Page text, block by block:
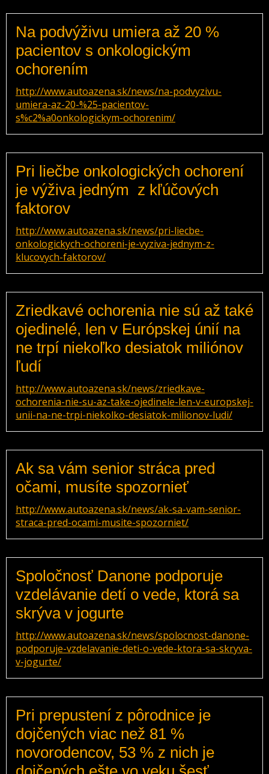
Na podvýživu umiera až 20 %
pacientov s onkologickým
ochorením
http://www.autoazena.sk/news/na-podvyzivu-
umiera-az-20-%25-pacientov-
s%c2%a0onkologickym-ochorenim/
Pri liečbe onkologických ochorení
je výživa jedným z kľúčových
faktorov
http://www.autoazena.sk/news/pri-liecbe-
onkologickych-ochoreni-je-vyziva-jednym-z-
klucovych-faktorov/
Zriedkavé ochorenia nie sú až také
ojedinelé, len v Európskej únií na
ne trpí niekoľko desiatok miliónov
ľudí
http://www.autoazena.sk/news/zriedkave-
ochorenia-nie-su-az-take-ojedinele-len-v-europskej-
unii-na-ne-trpi-niekolko-desiatok-milionov-ludi/
Ak sa vám senior stráca pred
očami, musíte spozornieť
http://www.autoazena.sk/news/ak-sa-vam-senior-
straca-pred-ocami-musite-spozorniet/
Spoločnosť Danone podporuje
vzdelávanie detí o vede, ktorá sa
skrýva v jogurte
http://www.autoazena.sk/news/spolocnost-danone-
podporuje-vzdelavanie-deti-o-vede-ktora-sa-skryva-
v-jogurte/
Pri prepustení z pôrodnice je
dojčených viac než 81 %
novorodencov, 53 % z nich je